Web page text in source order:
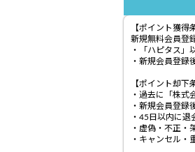
【ポイント獲得
新規無料会員登
・「ハピタス」
・新規会員登録
【ポイント却下
・過去に「株式
・新規会員登録
・45日以内に退
・虚偽・不正・
・キャンセル・